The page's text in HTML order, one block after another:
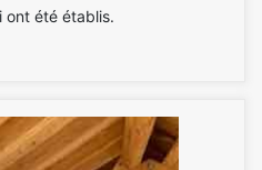
ont été établis.